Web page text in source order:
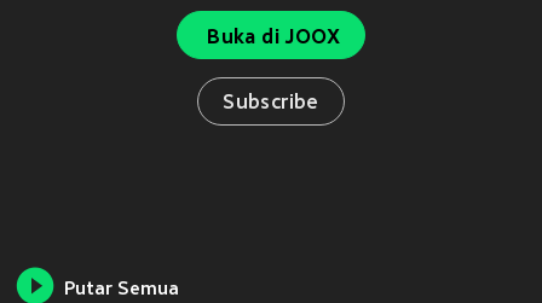
Buka di JOOX
Subscribe
Putar Semua